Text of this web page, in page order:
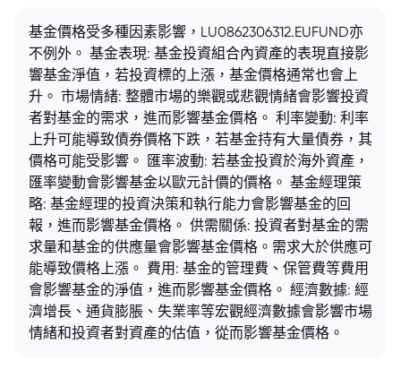
基金價格受多種因素影響，LU0862306312.EUFUND亦
不例外。 基金表現: 基金投資組合內資產的表現直接影
響基金淨值，若投資標的上漲，基金價格通常也會上
升。 市場情緒: 整體市場的樂觀或悲觀情緒會影響投資
者對基金的需求，進而影響基金價格。 利率變動: 利率
上升可能導致債券價格下跌，若基金持有大量債券，其
價格可能受影響。 匯率波動: 若基金投資於海外資產，
匯率變動會影響基金以歐元計價的價格。 基金經理策
略: 基金經理的投資決策和執行能力會影響基金的回
報，進而影響基金價格。 供需關係: 投資者對基金的需
求量和基金的供應量會影響基金價格。需求大於供應可
能導致價格上漲。 費用: 基金的管理費、保管費等費用
會影響基金的淨值，進而影響基金價格。 經濟數據: 經
濟增長、通貨膨脹、失業率等宏觀經濟數據會影響市場
情緒和投資者對資產的估值，從而影響基金價格。